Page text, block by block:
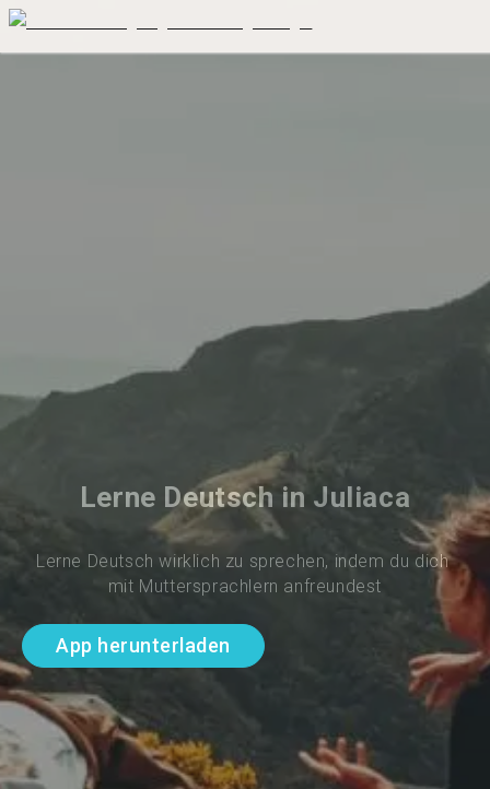
Lerne Deutsch in Juliaca
Lerne Deutsch wirklich zu sprechen, indem du dich
mit Muttersprachlern anfreundest
App herunterladen